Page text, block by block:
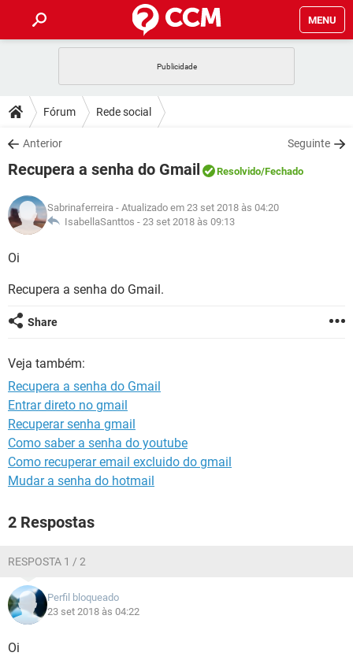
MENU
CELULAR
OUTLOOK
INSTAGRAM GMAIL
GUIA DE COMPRAS
DICAS
JOGOS
INSTAGRAM GMAIL
GUIA DE COMPRAS
DOWNLOADS
JOGOS WHATSAPP
CELULAR
OUTLOOK EXCEL
INSTAGRAM
FÓRUM
JOGOS WHATSAPP
CELULAR
OUTLOOK
INSTAGRAM
GUIA DE COMPRAS
GLOSSÁRIO
JOGOS
INSTAGRAM
GUIA DE COMPRAS
Fórum Rede social
Anterior Seguinte
Recupera a senha do Gmail Resolvido/Fechado
Sabrinaferreira - Atualizado em 23 set 2018 às 04:20
IsabellaSanttos - 23 set 2018 às 09:13
Oi
Recupera a senha do Gmail.
Share
Veja também:
Recupera a senha do Gmail
Entrar direto no gmail
Recuperar senha gmail
Como saber a senha do youtube
Como recuperar email excluido do gmail
Mudar a senha do hotmail
2 Respostas
RESPOSTA 1 / 2
Perfil bloqueado
23 set 2018 às 04:22
Oi